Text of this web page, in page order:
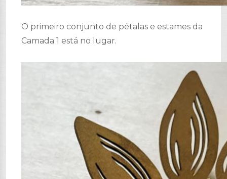
O primeiro conjunto de pétalas e estames da
Camada 1 está no lugar.